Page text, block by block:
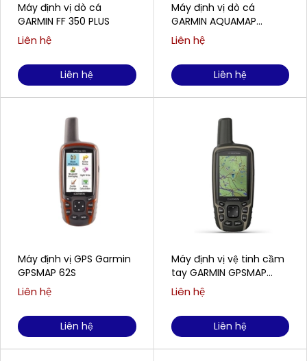
Máy định vị dò cá
GARMIN FF 350 PLUS
Liên hệ
Liên hệ
Máy định vị GPS Garmin
GPSMAP 62S
Liên hệ
Liên hệ
Máy định vị dò cá
GARMIN AQUAMAP
1052XS
Liên hệ
Liên hệ
Máy định vị vệ tinh cầm
tay GARMIN GPSMAP
64sx
Liên hệ
Liên hệ